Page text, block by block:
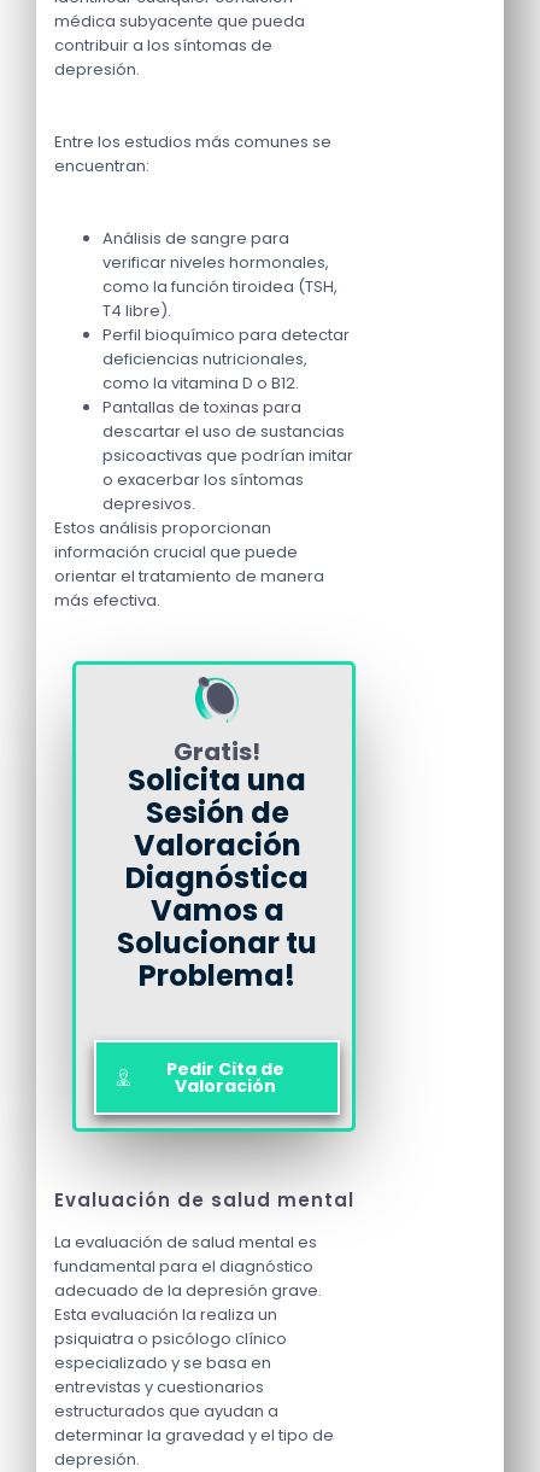
médica subyacente que pueda
contribuir a los síntomas de
depresión.
Entre los estudios más comunes se
encuentran:
Análisis de sangre para
verificar niveles hormonales,
como la función tiroidea (TSH,
T4 libre).
Perfil bioquímico para detectar
deficiencias nutricionales,
como la vitamina D o B12.
Pantallas de toxinas para
descartar el uso de sustancias
psicoactivas que podrían imitar
o exacerbar los síntomas
depresivos.
Estos análisis proporcionan
información crucial que puede
orientar el tratamiento de manera
más efectiva.
Gratis!
Solicita una
Sesión de
Valoración
Diagnóstica
Vamos a
Solucionar tu
Problema!
Pedir Cita de
Valoración
Evaluación de salud mental
La evaluación de salud mental es
fundamental para el diagnóstico
adecuado de la depresión grave.
Esta evaluación la realiza un
psiquiatra o psicólogo clínico
especializado y se basa en
entrevistas y cuestionarios
estructurados que ayudan a
determinar la gravedad y el tipo de
depresión.